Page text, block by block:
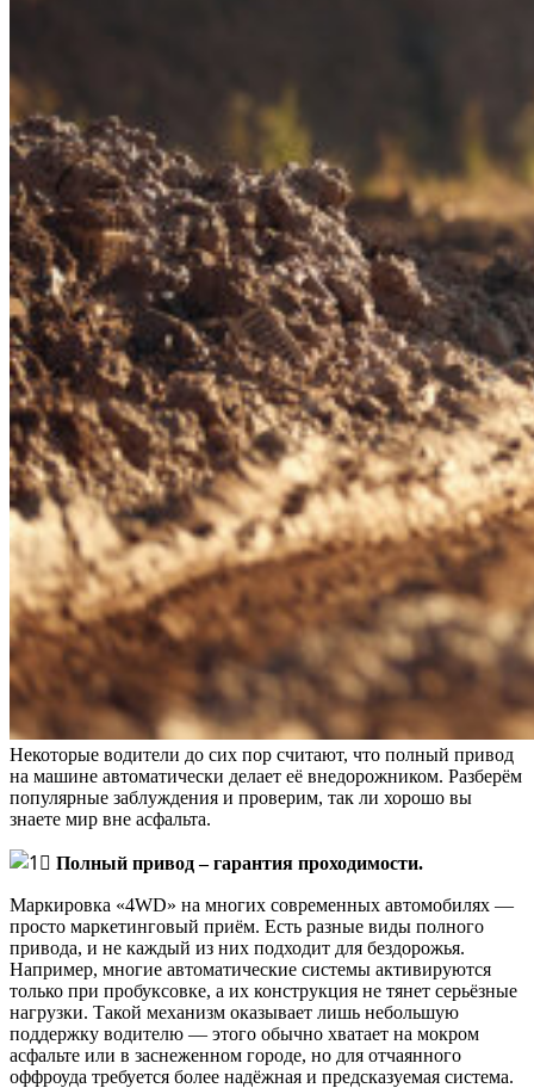
Некоторые водители до сих пор считают, что полный привод
на машине автоматически делает её внедорожником. Разберём
популярные заблуждения и проверим, так ли хорошо вы
знаете мир вне асфальта.
Полный привод – гарантия проходимости.
Маркировка «4WD» на многих современных автомобилях —
просто маркетинговый приём. Есть разные виды полного
привода, и не каждый из них подходит для бездорожья.
Например, многие автоматические системы активируются
только при пробуксовке, а их конструкция не тянет серьёзные
нагрузки. Такой механизм оказывает лишь небольшую
поддержку водителю — этого обычно хватает на мокром
асфальте или в заснеженном городе, но для отчаянного
оффроуда требуется более надёжная и предсказуемая система.